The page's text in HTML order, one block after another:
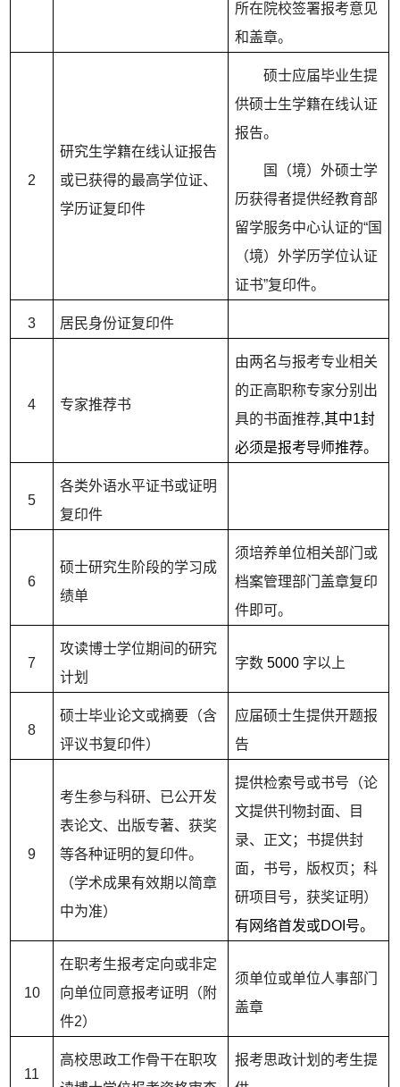
所在院校签署报考意见
和盖章。
2
研究生学籍在线认证报告
或已获得的最高学位证、
学历证复印件
硕士应届毕业生提
供硕士生学籍在线认证
报告。
国（境）外硕士学
历获得者提供经教育部
留学服务中心认证的“国
（境）外学历学位认证
证书”复印件。
3 居民身份证复印件
4 专家推荐书
由两名与报考专业相关
的正高职称专家分别出
具的书面推荐,其中1封
必须是报考导师推荐。
5
各类外语水平证书或证明
复印件
6
硕士研究生阶段的学习成
绩单
须培养单位相关部门或
档案管理部门盖章复印
件即可。
7
攻读博士学位期间的研究
计划
字数 5000 字以上
8
硕士毕业论文或摘要（含
评议书复印件）
应届硕士生提供开题报
告
9
考生参与科研、已公开发
表论文、出版专著、获奖
等各种证明的复印件。
（学术成果有效期以简章
中为准）
提供检索号或书号（论
文提供刊物封面、目
录、正文；书提供封
面，书号，版权页；科
研项目号，获奖证明）
有网络首发或DOI号。
10
在职考生报考定向或非定
向单位同意报考证明（附
件2）
须单位或单位人事部门
盖章
11
高校思政工作骨干在职攻
报考思政计划的考生提